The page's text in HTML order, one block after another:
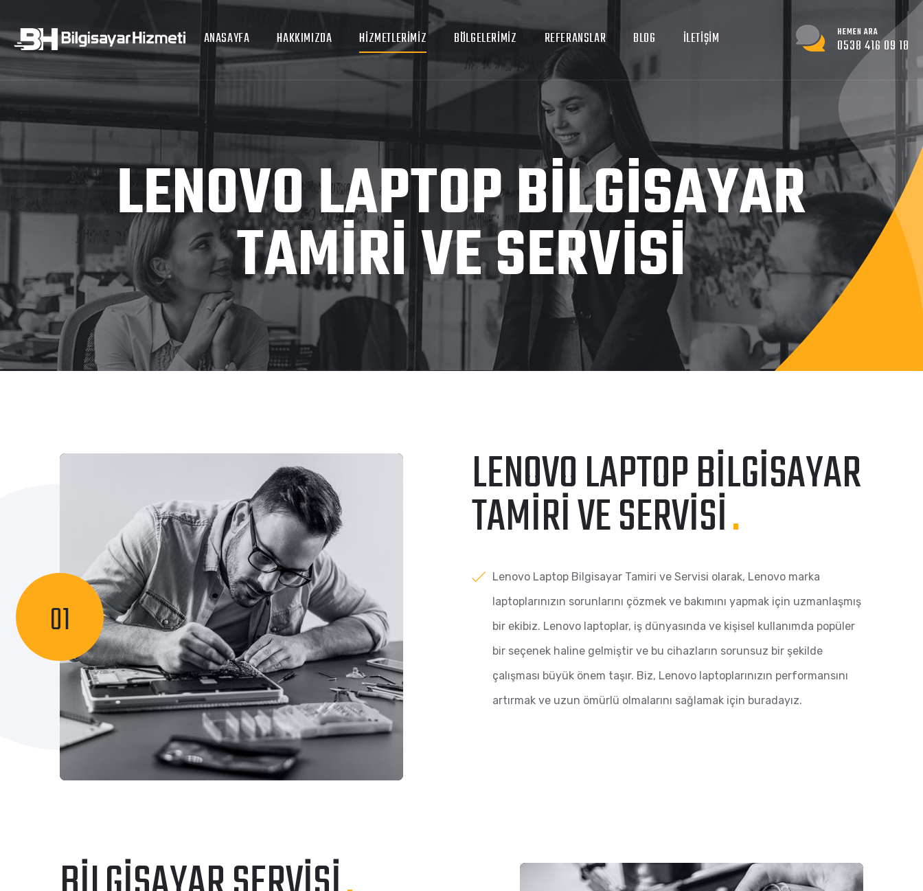
ANASAYFA HAKKIMIZDA HIZMETLERIMIZ BÖLGELERIMIZ REFERANSLAR BLOG İLETIŞIM HEMEN ARA
0538 416 09 18
LENOVO LAPTOP BILGISAYAR
TAMIRI VE SERVISI
LENOVO LAPTOP BILGISAYAR
TAMIRI VE SERVISI.
Lenovo Laptop Bilgisayar Tamiri ve Servisi olarak, Lenovo marka
laptoplarınızın sorunlarını çözmek ve bakımını yapmak için uzmanlaşmış
bir ekibiz. Lenovo laptoplar, iş dünyasında ve kişisel kullanımda popüler
bir seçenek haline gelmiştir ve bu cihazların sorunsuz bir şekilde
çalışması büyük önem taşır. Biz, Lenovo laptoplarınızın performansını
artırmak ve uzun ömürlü olmalarını sağlamak için buradayız.